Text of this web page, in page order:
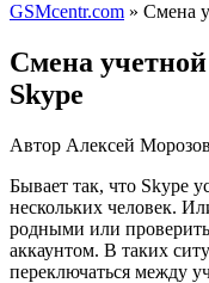
GSMcentr.com » Смена
Смена
Skype
Автор Алексей Морозов
Бывает так, что Skype
нескольких человек.
родными или
аккаунтом. В таких
переключаться между